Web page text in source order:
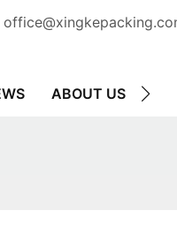
ABOUT US